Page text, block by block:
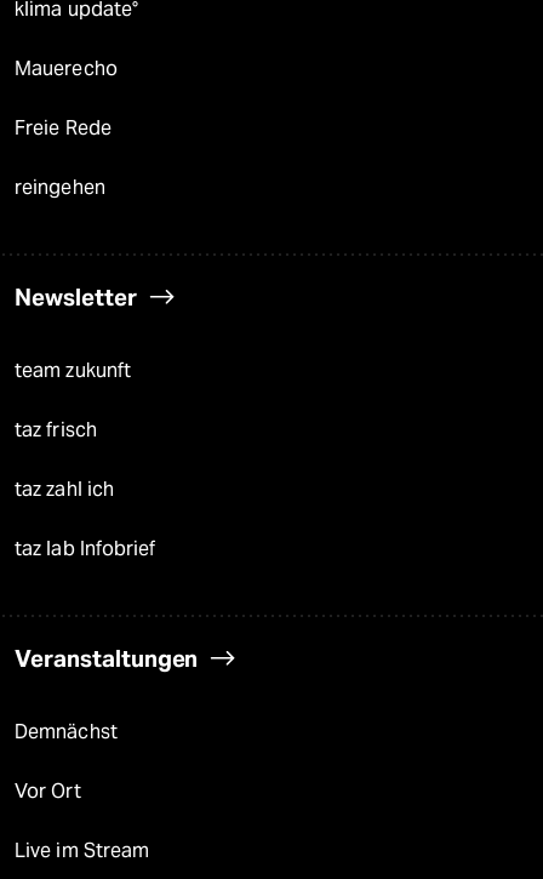
klima update°
Mauerecho
Freie Rede
reingehen
Newsletter
team zukunft
taz frisch
taz zahl ich
taz lab Infobrief
Veranstaltungen
Demnächst
Vor Ort
Live im Stream